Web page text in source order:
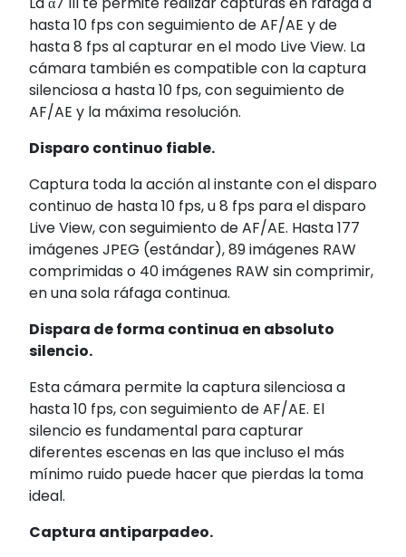
hasta 10 fps con seguimiento de AF/AE y de
hasta 8 fps al capturar en el modo Live View. La
cámara también es compatible con la captura
silenciosaa hasta 10 fps, con seguimiento de
AF/AE y la máxima resolución.
Disparo continuo fiable.
Captura toda la acción al instante con el disparo
continuo de hasta 10 fps, u 8 fps para el disparo
Live View, con seguimiento de AF/AE. Hasta 177
imágenes JPEG (estándar), 89 imágenes RAW
comprimidas o 40 imágenes RAW sin comprimir,
en una sola ráfaga continua.
Dispara de forma continua en absoluto
silencio.
Esta cámara permite la captura silenciosa a
hasta 10 fps, con seguimiento de AF/AE. El
silencio es fundamental para capturar
diferentes escenas en las que incluso el más
mínimo ruido puede hacer que pierdas la toma
ideal.
Captura antiparpadeo.